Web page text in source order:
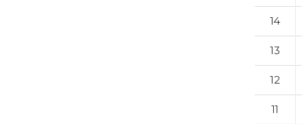
14
13
12
11